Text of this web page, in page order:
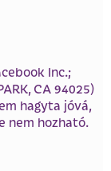
Inc.;
CA 94025)
hagyta jóvá,
nem hozható.